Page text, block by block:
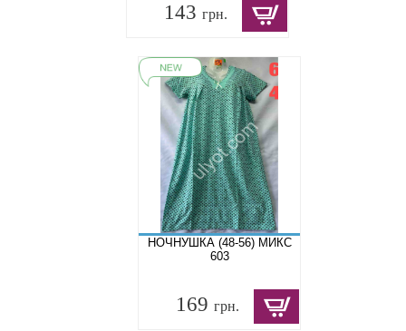
143 грн.
НОЧНУШКА (48-56) МИКС
603
169 грн.